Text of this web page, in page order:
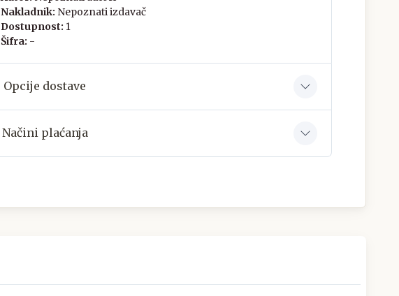
Nakladnik: Nepoznati izdavač
Dostupnost: 1
Šifra: -
Opcije dostave
Načini plaćanja